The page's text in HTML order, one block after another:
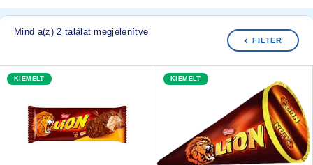
Mind a(z) 2 találat megjelenítve
FILTER
KIEMELT KIEMELT